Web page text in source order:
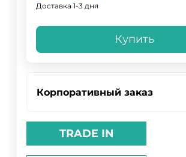
Доставка 1-3 дня
Купить
Корпоративный заказ
TRADE IN